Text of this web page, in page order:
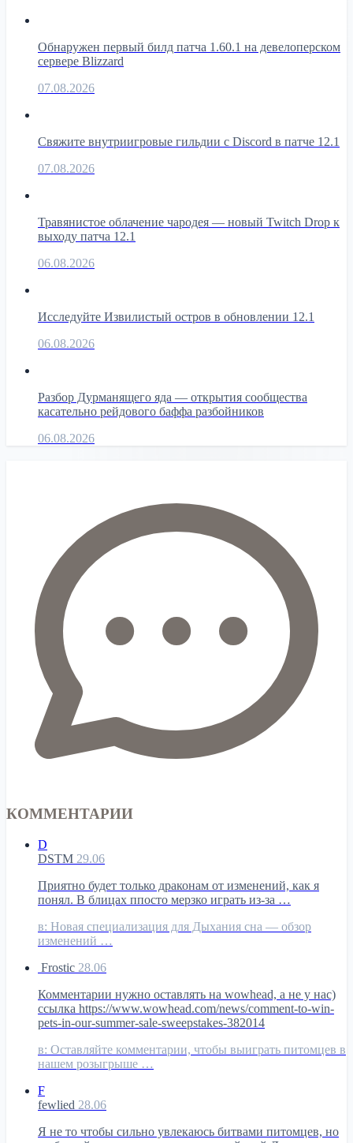
Обнаружен первый билд патча 1.60.1 на девелоперском
сервере Blizzard
07.08.2026
Свяжите внутриигровые гильдии с Discord в патче 12.1
07.08.2026
Травянистое облачение чародея — новый Twitch Drop к
выходу патча 12.1
06.08.2026
Исследуйте Извилистый остров в обновлении 12.1
06.08.2026
Разбор Дурманящего яда — открытия сообщества
касательно рейдового баффа разбойников
06.08.2026
КОММЕНТАРИИ
D
DSTM 29.06
Приятно будет только драконам от изменений, как я
понял. В блицах ппосто мерзко играть из-за …
в: Новая специализация для Дыхания сна — обзор
изменений …
Frostic 28.06
Комментарии нужно оставлять на wowhead, а не у нас)
ссылка https://www.wowhead.com/news/comment-to-win-
pets-in-our-summer-sale-sweepstakes-382014
в: Оставляйте комментарии, чтобы выиграть питомцев в
нашем розыгрыше …
F
fewlied 28.06
Я не то чтобы сильно увлекаюсь битвами питомцев, но